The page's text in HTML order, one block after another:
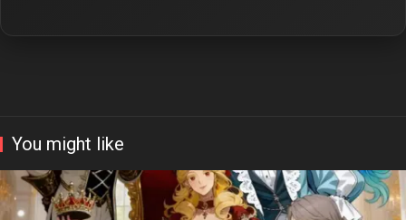
You might like